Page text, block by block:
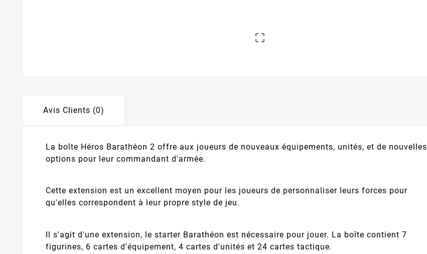

Avis Clients (0)
La boîte Héros Barathéon 2 offre aux joueurs de nouveaux équipements, unités, et de nouvelles
options pour leur commandant d'armée.
Cette extension est un excellent moyen pour les joueurs de personnaliser leurs forces pour
qu'elles correspondent à leur propre style de jeu.
Il s'agit d'une extension, le starter Barathéon est nécessaire pour jouer. La boîte contient 7
figurines, 6 cartes d'équipement, 4 cartes d'unités et 24 cartes tactique.